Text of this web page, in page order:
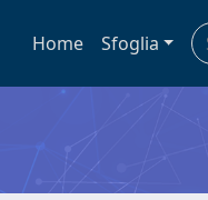
Home Sfoglia